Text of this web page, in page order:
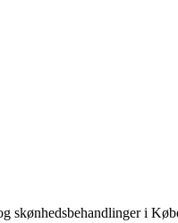
skønhedsbehandlinger i